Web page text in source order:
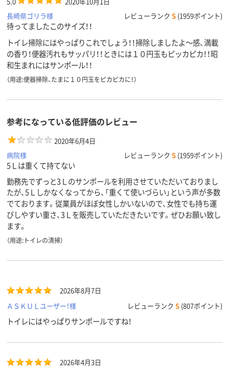
長崎県ゴリラ様
レビューランク S (1959ポイント)
待ってましたこのサイズ！！
トイレ掃除にはやっぱりこれでしょう！！掃除しましたよ～感、満載
の香り！便器汚れもサッパリ！！ときには１０円玉もピッカピカ！！昭
和生まれにはサンポール！！
（用途:便器掃除、たまに１０円玉をピカピカに！）
参考になっている低評価のレビュー
2020年6月4日
病院様
レビューランク S (1959ポイント)
5Ｌは重くて持てない
勤務先でずっと3Ｌのサンポールを利用させていただいておりまし
たが、5Ｌしかなくなってから、「重くて使いづらい」という声が多数
でております。従業員がほぼ女性しかいないので、女性でも持ち運
びしやすい重さ、3Ｌを販売していただきたいです。ぜひお願い致し
ます。
（用途:トイレの清掃）
2026年8月7日
ＡＳＫＵＬユーザー！様
レビューランク S (807ポイント)
トイレにはやっぱりサンポールですね！
2026年4月3日